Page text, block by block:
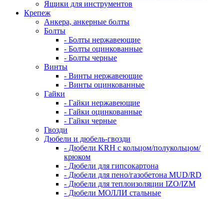
Ящики для инструментов
Крепеж
Анкера, анкерные болты
Болты
- Болты нержавеющие
- Болты оцинкованные
- Болты черные
Винты
- Винты нержавеющие
- Винты оцинкованные
Гайки
- Гайки нержавеющие
- Гайки оцинкованные
- Гайки черные
Гвозди
Дюбели и дюбель-гвозди
- Дюбели KRH с кольцом/полукольцом/
крюком
- Дюбели для гипсокартона
- Дюбели для пено/газобетона MUD/RD
- Дюбели для теплоизоляции IZO/IZM
- Дюбели МОЛЛИ стальные